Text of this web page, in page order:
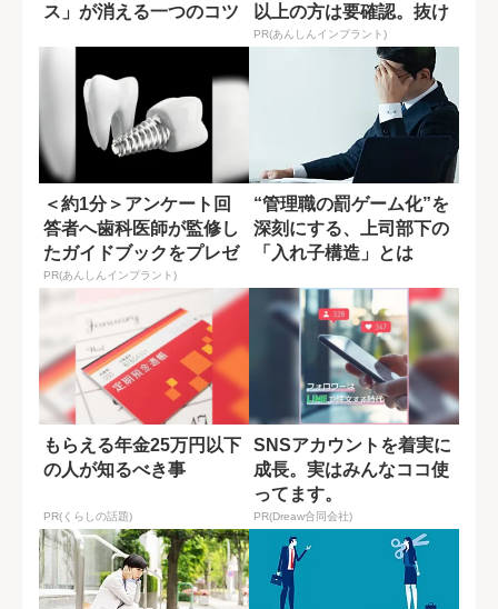
ス」が消える一つのコツ
以上の方は要確認。抜け
た歯の放置は...
PR(あんしんインプラント)
＜約1分＞アンケート回
答者へ歯科医師が監修し
たガイドブックをプレゼ
ント。65歳以...
PR(あんしんインプラント)
“管理職の罰ゲーム化”を
深刻にする、上司部下の
「入れ子構造」とは
もらえる年金25万円以下
の人が知るべき事
PR(くらしの話題)
SNSアカウントを着実に
成長。実はみんなココ使
ってます。
PR(Dreaw合同会社)